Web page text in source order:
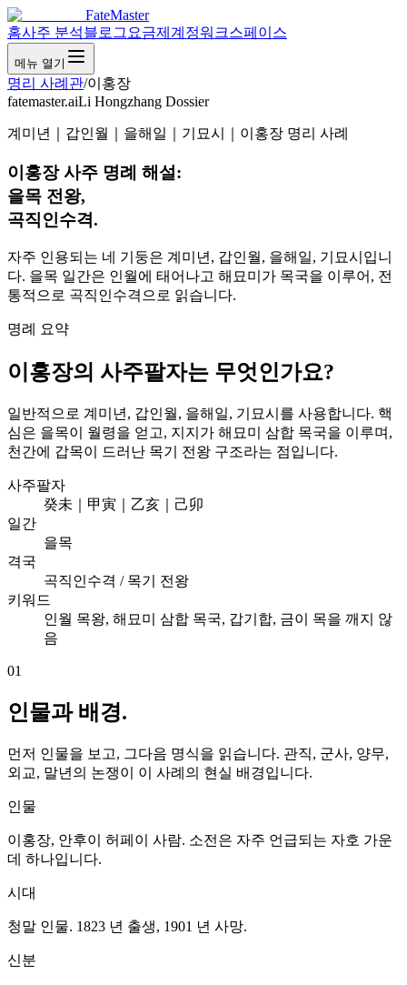
FateMaster
홈사주 분석블로그 요금제 계정워크스페이스
메뉴 열기
명리 사례관/이홍장
fatemaster.aiLi Hongzhang Dossier
계미년｜갑인월｜을해일｜기묘시｜이홍장 명리 사례
이홍장 사주 명례 해설:
을목 전왕,
곡직인수격.
자주 인용되는 네 기둥은 계미년, 갑인월, 을해일, 기묘시입니
다. 을목 일간은 인월에 태어나고 해묘미가 목국을 이루어, 전
통적으로 곡직인수격으로 읽습니다.
명례 요약
이홍장의 사주팔자는 무엇인가요?
일반적으로 계미년, 갑인월, 을해일, 기묘시를 사용합니다. 핵
심은 을목이 월령을 얻고, 지지가 해묘미 삼합 목국을 이루며,
천간에 갑목이 드러난 목기 전왕 구조라는 점입니다.
사주팔자
癸未｜甲寅｜乙亥｜己卯
일간
을목
격국
곡직인수격 / 목기 전왕
키워드
인월 목왕, 해묘미 삼합 목국, 갑기합, 금이 목을 깨지 않
음
01
인물과 배경.
먼저 인물을 보고, 그다음 명식을 읽습니다. 관직, 군사, 양무,
외교, 말년의 논쟁이 이 사례의 현실 배경입니다.
인물
이홍장, 안후이 허페이 사람. 소전은 자주 언급되는 자호 가운
데 하나입니다.
시대
청말 인물. 1823 년 출생, 1901 년 사망.
신분